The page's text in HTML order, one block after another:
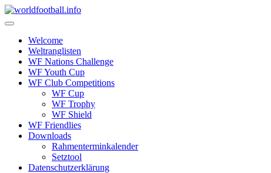
Skip
to
Welcome
Weltranglisten
WF Nations Challenge
WF Youth Cup
WF Club Competitions
WF Cup
WF Trophy
WF Shield
WF Friendlies
Downloads
Rahmenterminkalender
Setztool
Datenschutzerklärung